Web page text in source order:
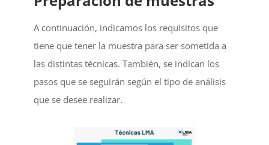
A continuación, indicamos los requisitos que
tiene que tener la muestra para ser sometida a
las distintas técnicas. También, se indican los
pasos que se seguirán según el tipo de análisis
que se desee realizar.